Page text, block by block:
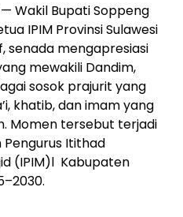
— Wakil Bupati Soppeng
IPIM Provinsi Sulawesi
senada mengapresiasi
mewakili Dandim,
sosok prajurit yang
khatib, dan imam yang
Momen tersebut terjadi
Itithad
(IPIM)l Kabupaten